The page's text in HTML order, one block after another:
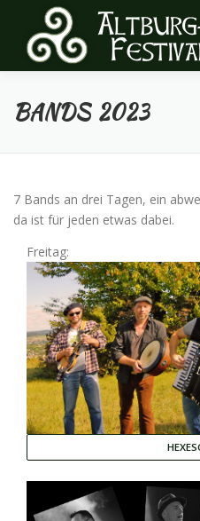
springen
FESTIVAL INFOS
BANDS 2023
7 Bands an drei Tagen, ein
da ist für jeden etwas dabei.
Freitag: